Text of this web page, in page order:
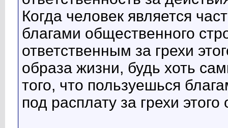
Когда человек является
благами общественного
ответственным за грехи
образа жизни, будь хоть
того, что пользуешься
под расплату за грехи